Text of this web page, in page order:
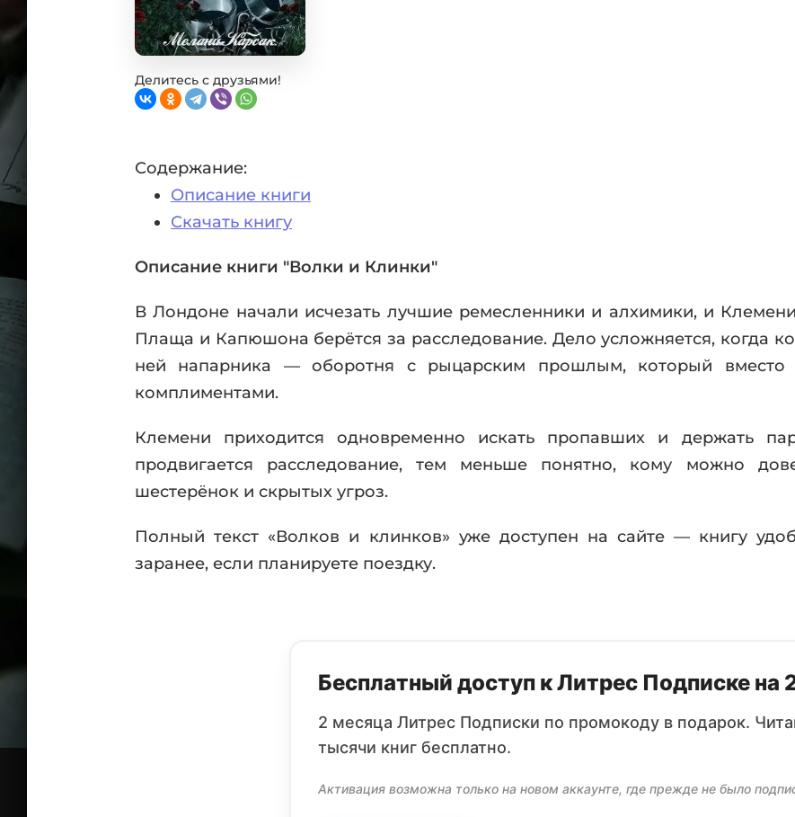
Делитесь с друзьями!
Содержание:
Описание книги
Скачать книгу
Описание книги "Волки и Клинки"
В Лондоне начали исчезать лучшие ремесленники и алхимики, и
Плаща и Капюшона берётся за расследование. Дело усложняется, когда
ней напарника — оборотня с рыцарским прошлым, который вместо
комплиментами.
Клемени приходится одновременно искать пропавших и держать
продвигается расследование, тем меньше понятно, кому можно
шестерёнок и скрытых угроз.
Полный текст «Волков и клинков» уже доступен на сайте — книгу
заранее, если планируете поездку.
Бесплатный доступ к Литрес Подписке на
2 месяца Литрес Подписки по промокоду в подарок.
тысячи книг бесплатно.
Активация возможна только на новом аккаунте, где прежде не было